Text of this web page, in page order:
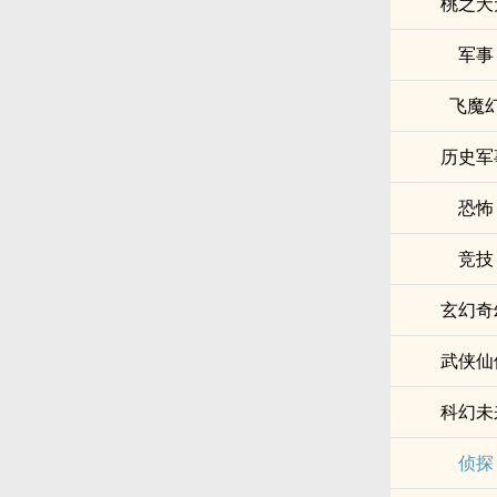
军事
飞魔
历史
恐怖
竞技
玄幻
武侠
科幻
侦探